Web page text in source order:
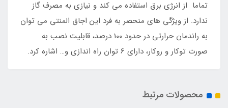
تماما از انرژی برق استفاده می کند و نیازی به مصرف گاز
ندارد. از ویژگی های منحصر به فرد این اجاق المنتی می توان
به راندمان حرارتی در حدود 100 درصد، قابلیت نصب به
صورت توکار و روکار، دارای 6 توان راه اندازی و… اشاره کرد.
محصولات مرتبط